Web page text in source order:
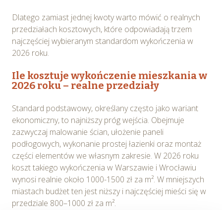
Dlatego zamiast jednej kwoty warto mówić o realnych
przedziałach kosztowych, które odpowiadają trzem
najczęściej wybieranym standardom wykończenia w
2026 roku.
Ile kosztuje wykończenie mieszkania w
2026 roku – realne przedziały
Standard podstawowy, określany często jako wariant
ekonomiczny, to najniższy próg wejścia. Obejmuje
zazwyczaj malowanie ścian, ułożenie paneli
podłogowych, wykonanie prostej łazienki oraz montaż
części elementów we własnym zakresie. W 2026 roku
koszt takiego wykończenia w Warszawie i Wrocławiu
wynosi realnie około 1000-1500 zł za m². W mniejszych
miastach budżet ten jest niższy i najczęściej mieści się w
przedziale 800–1000 zł za m².